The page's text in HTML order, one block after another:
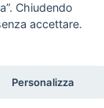
-Realizzazione Siti
Chiudendo
accettare.
Personalizza